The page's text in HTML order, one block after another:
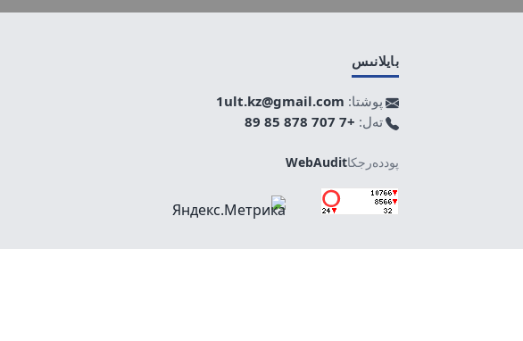
بايلانىس
پوشتا: 1ult.kz@gmail.com
تەل: +7 707 878 85 89
پوددەرجكاWebAudit